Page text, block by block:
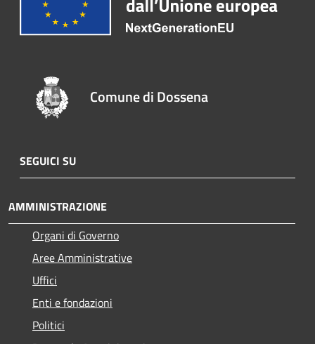
Comune di Dossena
SEGUICI SU
AMMINISTRAZIONE
Organi di Governo
Aree Amministrative
Uffici
Enti e fondazioni
Politici